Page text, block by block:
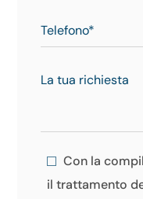
Con la
il trattamento